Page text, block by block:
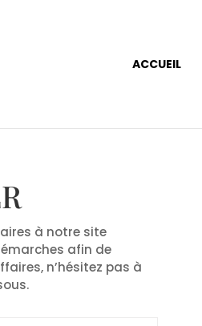
ACCUEIL
à notre site
afin de
n’hésitez pas à